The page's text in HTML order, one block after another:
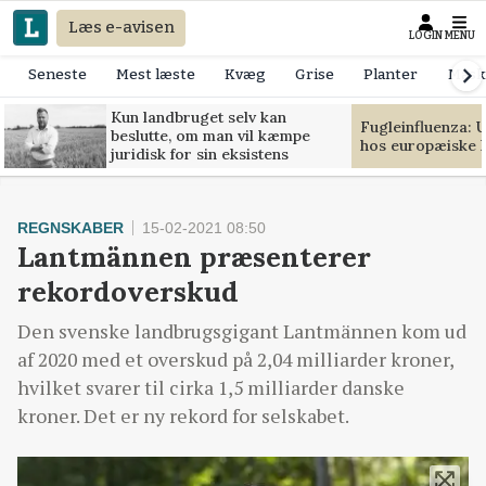
Læs e-avisen LOGIN MENU
Seneste Mest læste Kvæg Grise Planter
Kun landbruget selv kan
beslutte, om man vil kæmpe
juridisk for sin eksistens
Fugleinfluenza:
hos europæiske
REGNSKABER 15-02-2021 08:50
Lantmännen præsenterer
rekordoverskud
Den svenske landbrugsgigant Lantmännen kom ud
af 2020 med et overskud på 2,04 milliarder kroner,
hvilket svarer til cirka 1,5 milliarder danske
kroner. Det er ny rekord for selskabet.